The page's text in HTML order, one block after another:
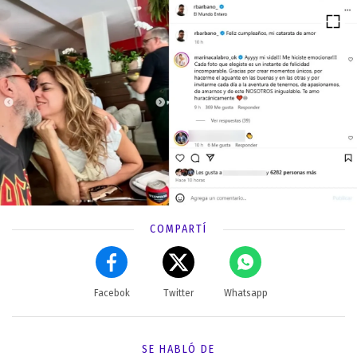
COMPARTÍ
Facebok Twitter Whatsapp
SE HABLÓ DE